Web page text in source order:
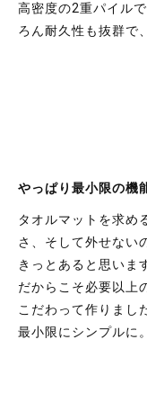
高密度の2重パイル
ろん耐久性も抜群で
やっぱり最小限の機
タオルマットを求め
さ、そして外せない
きっとあると思いま
だからこそ必要以上
こだわって作りまし
最小限にシンプルに